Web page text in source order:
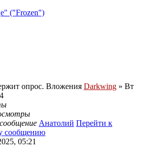
("Frozen")
опрос. Вложения Darkwing » Вт
Анатолий Перейти к
сообщению
05:21